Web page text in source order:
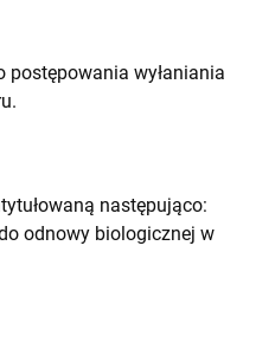
wyłaniania
następująco:
odnowy biologicznej w